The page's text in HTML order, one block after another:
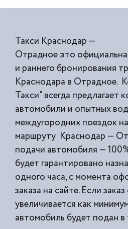
Такси Краснодар —
Отрадное это
и раннего бронирования
Краснодара в Отрадное.
Такси” всегда предлагает
автомобили и опытных
междугородних поездок
маршруту Краснодар —
подачи автомобиля —
будет гарантировано
одного часа, с момента
заказа на сайте. Если
увеличивается как
автомобиль будет подан в